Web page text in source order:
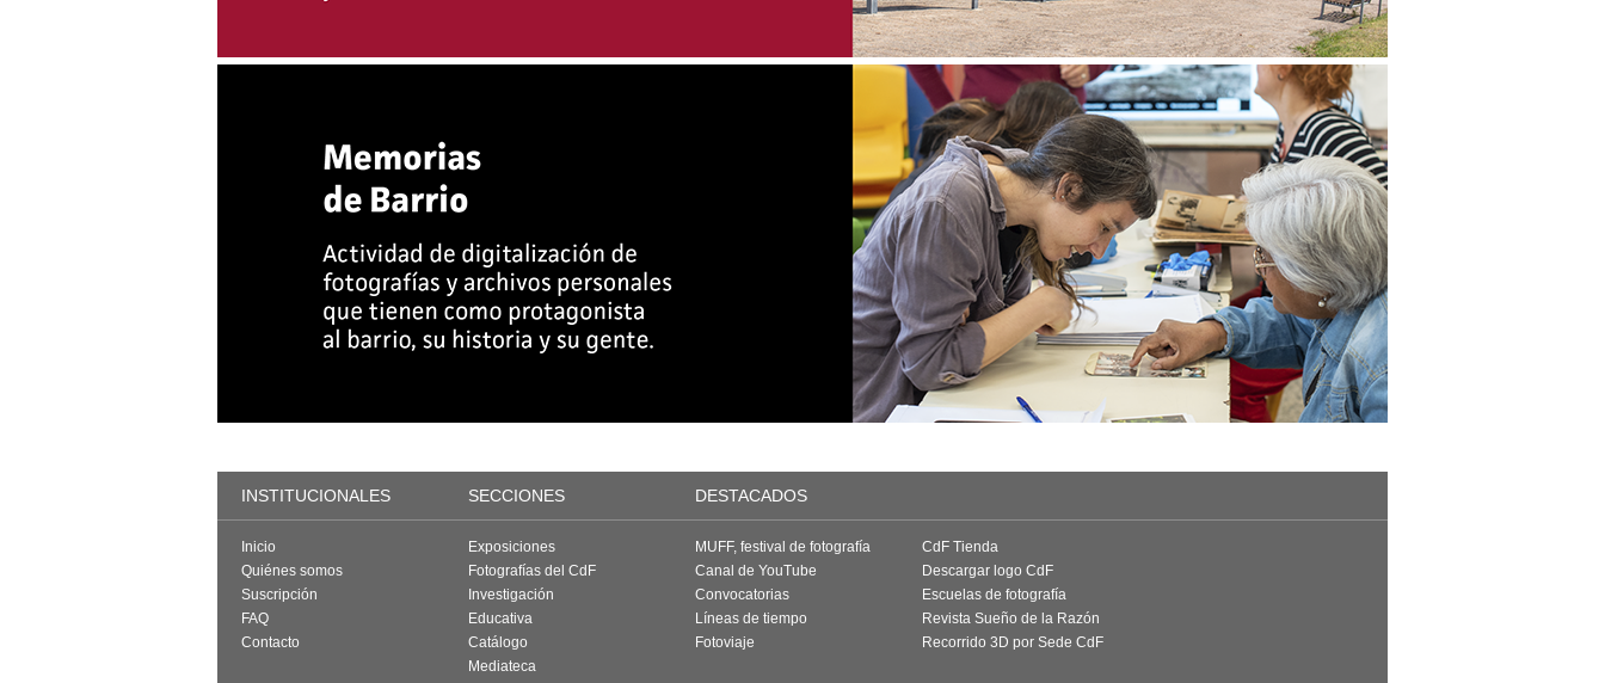
INSTITUCIONALES SECCIONES DESTACADOS
Inicio
Quiénes somos
Suscripción
FAQ
Contacto
Exposiciones
Fotografías del CdF
Investigación
Educativa
Catálogo
Mediateca
MUFF, festival de fotografía
Canal de YouTube
Convocatorias
Líneas de tiempo
Fotoviaje
CdF Tienda
Descargar logo CdF
Escuelas de fotografía
Revista Sueño de la Razón
Recorrido 3D por Sede CdF